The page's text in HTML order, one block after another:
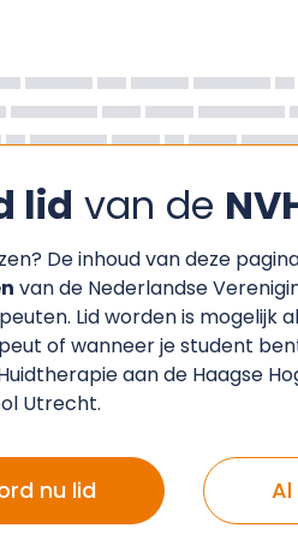
lid van de
De inhoud van deze
van de Nederlandse
Lid worden is mogelijk
of wanneer je student
aan de Haagse
Utrecht.
nu lid Al